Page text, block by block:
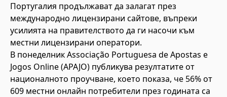
Португалия продължават да залагат през
международно лицензирани сайтове, въпреки
усилията на правителството да ги насочи към
местни лицензирани оператори.
В понеделник Associação Portuguesa de Apostas e
Jogos Online (APAJO) публикува резултатите от
националното проучване, което показа, че 56% от
609 местни онлайн потребители през годината са